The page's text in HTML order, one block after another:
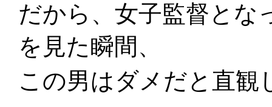
だから、女子監督とな
を見た瞬間、
この男はダメだと直観